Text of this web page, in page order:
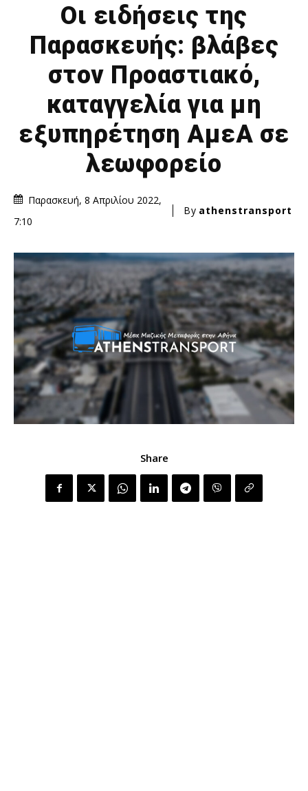
Οι ειδήσεις της
Παρασκευής: βλάβες
στον Προαστιακό,
καταγγελία για μη
εξυπηρέτηση ΑμεΑ σε
λεωφορείο
Παρασκευή, 8 Απριλίου 2022,
7:10
By athenstransport
Share